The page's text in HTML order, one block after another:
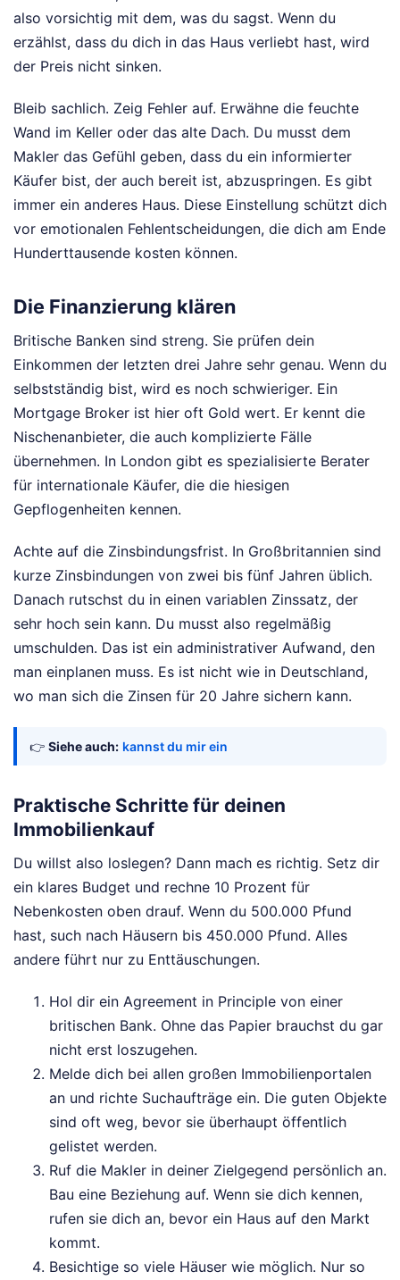
also vorsichtig mit dem, was du sagst. Wenn du
erzählst, dass du dich in das Haus verliebt hast, wird
der Preis nicht sinken.
Bleib sachlich. Zeig Fehler auf. Erwähne die feuchte
Wand im Keller oder das alte Dach. Du musst dem
Makler das Gefühl geben, dass du ein informierter
Käufer bist, der auch bereit ist, abzuspringen. Es gibt
immer ein anderes Haus. Diese Einstellung schützt dich
vor emotionalen Fehlentscheidungen, die dich am Ende
Hunderttausende kosten können.
Die Finanzierung klären
Britische Banken sind streng. Sie prüfen dein
Einkommen der letzten drei Jahre sehr genau. Wenn du
selbstständig bist, wird es noch schwieriger. Ein
Mortgage Broker ist hier oft Gold wert. Er kennt die
Nischenanbieter, die auch komplizierte Fälle
übernehmen. In London gibt es spezialisierte Berater
für internationale Käufer, die die hiesigen
Gepflogenheiten kennen.
Achte auf die Zinsbindungsfrist. In Großbritannien sind
kurze Zinsbindungen von zwei bis fünf Jahren üblich.
Danach rutschst du in einen variablen Zinssatz, der
sehr hoch sein kann. Du musst also regelmäßig
umschulden. Das ist ein administrativer Aufwand, den
man einplanen muss. Es ist nicht wie in Deutschland,
wo man sich die Zinsen für 20 Jahre sichern kann.
👉 Siehe auch: kannst du mir ein
Praktische Schritte für deinen
Immobilienkauf
Du willst also loslegen? Dann mach es richtig. Setz dir
ein klares Budget und rechne 10 Prozent für
Nebenkosten oben drauf. Wenn du 500.000 Pfund
hast, such nach Häusern bis 450.000 Pfund. Alles
andere führt nur zu Enttäuschungen.
Hol dir ein Agreement in Principle von einer
britischen Bank. Ohne das Papier brauchst du gar
nicht erst loszugehen.
Melde dich bei allen großen Immobilienportalen
an und richte Suchaufträge ein. Die guten Objekte
sind oft weg, bevor sie überhaupt öffentlich
gelistet werden.
Ruf die Makler in deiner Zielgegend persönlich an.
Bau eine Beziehung auf. Wenn sie dich kennen,
rufen sie dich an, bevor ein Haus auf den Markt
kommt.
Besichtige so viele Häuser wie möglich. Nur so